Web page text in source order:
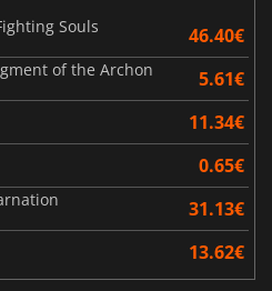
Souls
46.40€
of the Archon 5.61€
11.34€
0.65€
31.13€
13.62€